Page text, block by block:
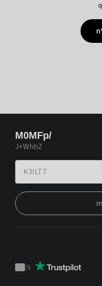
M0MFp/
J+WhhZ
Trustpilot
/5